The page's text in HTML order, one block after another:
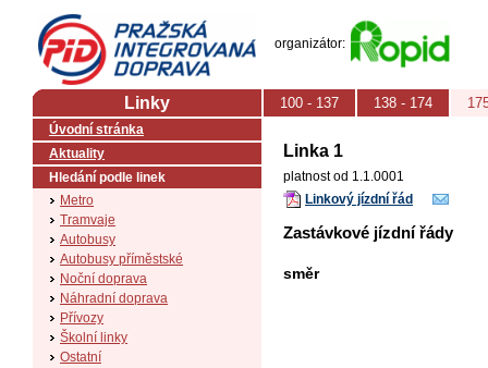
PID (Pražská integrovaná doprava)
organizátor:
Linka 1
platnost od 1.1.0001
Linkový jízdní řád
Zastávkové jízdní řády
směr
Úvodní stránka
Aktuality
Hledání podle linek
Metro
Tramvaje
Autobusy
Autobusy příměstské
Noční doprava
Náhradní doprava
Přívozy
Školní linky
Ostatní
Linky 100 - 137 138 - 174